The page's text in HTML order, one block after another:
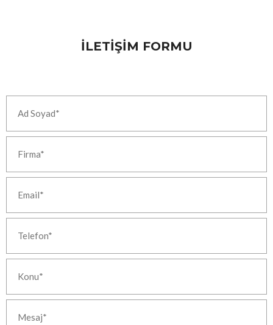
İLETIŞIM FORMU